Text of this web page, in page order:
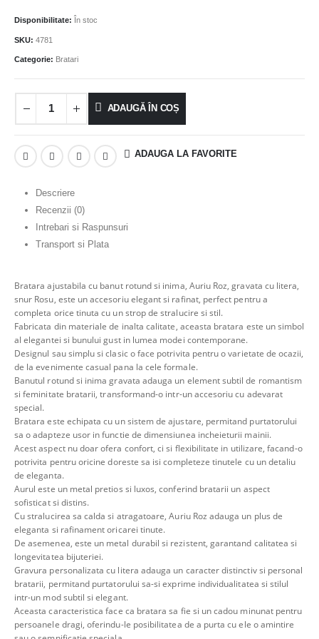
Disponibilitate: În stoc
SKU: 4781
Categorie: Bratari
ADAUGĂ ÎN COȘ
ADAUGA LA FAVORITE
Descriere
Recenzii (0)
Intrebari si Raspunsuri
Transport si Plata
Bratara ajustabila cu banut rotund si inima, Auriu Roz, gravata cu litera,
snur Rosu, este un accesoriu elegant si rafinat, perfect pentru a
completa orice tinuta cu un strop de stralucire si stil.
Fabricata din materiale de inalta calitate, aceasta bratara este un simbol
al elegantei si bunului gust in lumea modei contemporane.
Designul sau simplu si clasic o face potrivita pentru o varietate de ocazii,
de la evenimente casual pana la cele formale.
Banutul rotund si inima gravata adauga un element subtil de romantism
si feminitate bratarii, transformand-o intr-un accesoriu cu adevarat
special.
Bratara este echipata cu un sistem de ajustare, permitand purtatorului
sa o adapteze usor in functie de dimensiunea incheieturii mainii.
Acest aspect nu doar ofera confort, ci si flexibilitate in utilizare, facand-o
potrivita pentru oricine doreste sa isi completeze tinutele cu un detaliu
de eleganta.
Aurul este un metal pretios si luxos, conferind bratarii un aspect
sofisticat si distins.
Cu stralucirea sa calda si atragatoare, Auriu Roz adauga un plus de
eleganta si rafinament oricarei tinute.
De asemenea, este un metal durabil si rezistent, garantand calitatea si
longevitatea bijuteriei.
Gravura personalizata cu litera adauga un caracter distinctiv si personal
bratarii, permitand purtatorului sa-si exprime individualitatea si stilul
intr-un mod subtil si elegant.
Aceasta caracteristica face ca bratara sa fie si un cadou minunat pentru
persoanele dragi, oferindu-le posibilitatea de a purta cu ele o amintire